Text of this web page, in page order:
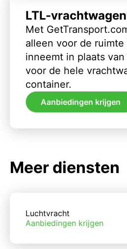
LTL-
Met
alleen voor de
inneemt in plaats
voor de hele
container.
Aanbiedingen krijgen
Meer diensten
Luchtvracht
Aanbiedingen krijgen